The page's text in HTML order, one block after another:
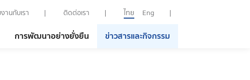
านกับเรา ติดต่อเรา ไทย Eng
การพัฒนาอย่างยั่งยืน ข่าวสารและกิจกรรม